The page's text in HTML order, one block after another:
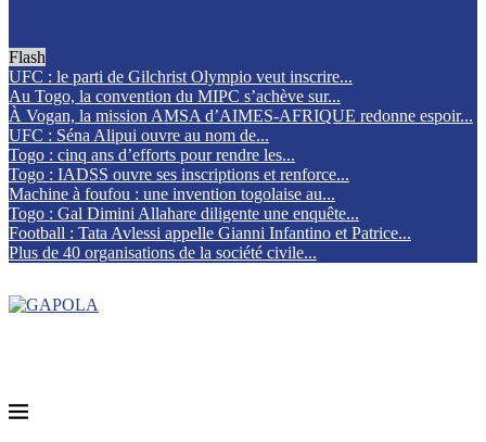
Flash
UFC : le parti de Gilchrist Olympio veut inscrire...
Au Togo, la convention du MIPC s’achève sur...
À Vogan, la mission AMSA d’AIMES-AFRIQUE redonne espoir...
UFC : Séna Alipui ouvre au nom de...
Togo : cinq ans d’efforts pour rendre les...
Togo : IADSS ouvre ses inscriptions et renforce...
Machine à foufou : une invention togolaise au...
Togo : Gal Dimini Allahare diligente une enquête...
Football : Tata Avlessi appelle Gianni Infantino et Patrice...
Plus de 40 organisations de la société civile...